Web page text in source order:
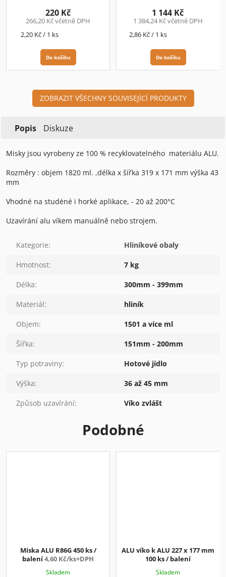
266,20 Kč včetně DPH
220 Kč
Měrná
2,20 Kč / 1 ks
Do košíku
1 384,24 Kč včetně DPH
1 144 Kč
Měrná
2,86 Kč / 1 ks
Do košíku
ZOBRAZIT VŠECHNY SOUVISEJÍCÍ PRODUKTY
Popis Diskuze
Misky jsou vyrobeny ze 100 % recyklovatelného materiálu ALU.
Rozměry : objem 1820 ml. ,délka x šířka 319 x 171 mm výška 43
mm
Vhodné na studéné i horké aplikace, - 20 až 200°C
Uzavírání alu víkem manuálně nebo strojem.
Kategorie: Hliníkové obaly
Hmotnost: 7 kg
Délka: 300mm - 399mm
Materiál: hliník
Objem: 1501 a více ml
Šířka: 151mm - 200mm
Typ potraviny: Hotové jídlo
Výška: 36 až 45 mm
Způsob uzavírání: Víko zvlášt
Podobné
Miska ALU R86G 450 ks /
balení4,60 Kč/ks+DPH
Skladem
ALU víko k ALU 227 x 177 mm
100 ks / balení
Skladem